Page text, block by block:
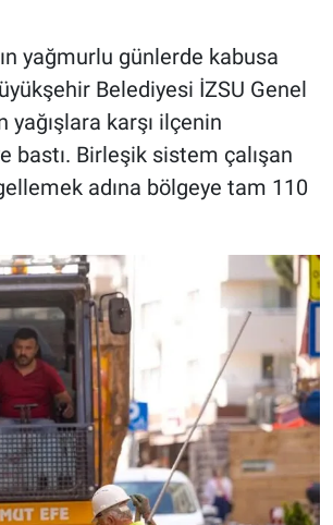
yağmurlu günlerde kabusa
Belediyesi İZSU Genel
karşı ilçenin
bastı. Birleşik sistem çalışan
adına bölgeye tam 110